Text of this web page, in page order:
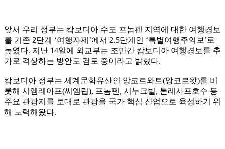
앞서 우리 정부는 캄보디아 수도 프놈펜 지역에 대한 여행경보
를 기존 2단계 ‘여행자제’에서 2.5단계인 ‘특별여행주의보’로
높였다. 지난 14일에 외교부는 조만간 캄보디아 여행경보를 추
가로 격상하는 방안도 검토 중이라고 밝혔다.
캄보디아 정부는 세계문화유산인 앙코르와트(앙코르왓)를 비
롯해 시엠레아프(씨엠립), 프놈펜, 시누크빌, 톤레사프호수 등
주요 관광지를 토대로 관광을 국가 핵심 산업으로 육성하기 위
해 노력해왔다.